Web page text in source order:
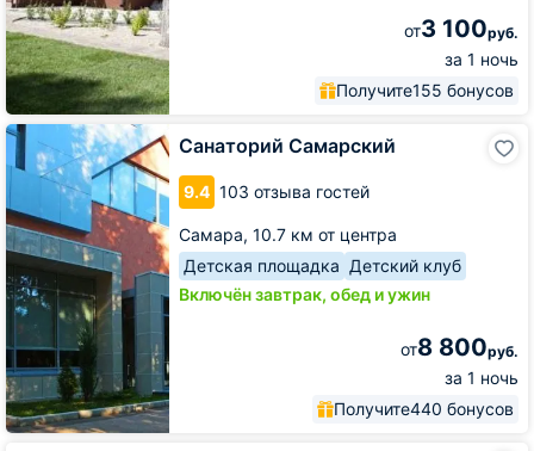
от3 100руб.
за 1 ночь
Получите155 бонусов
Санаторий Самарский
9.4 103 отзыва гостей
Самара, 10.7 км от центра
Детская площадка Детский клуб
Включён завтрак, обед и ужин
от8 800руб.
за 1 ночь
Получите440 бонусов
Санаторий
Самарский